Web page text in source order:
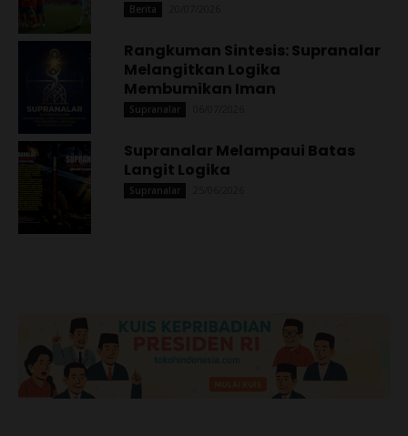
Berita
Rangkuman Sintesis: Supranalar
Melangitkan Logika
Membumikan Iman
Supranalar
Supranalar Melampaui Batas
Langit Logika
Supranalar